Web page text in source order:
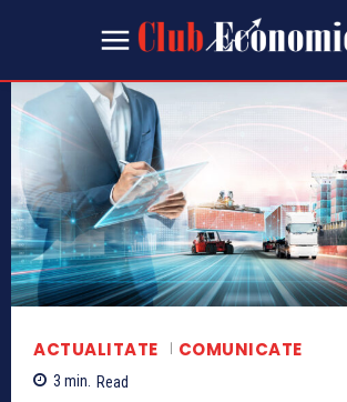
ACTUALITATE COMUNICATE
3 min. Read